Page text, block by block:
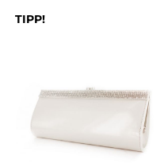
TIPP!